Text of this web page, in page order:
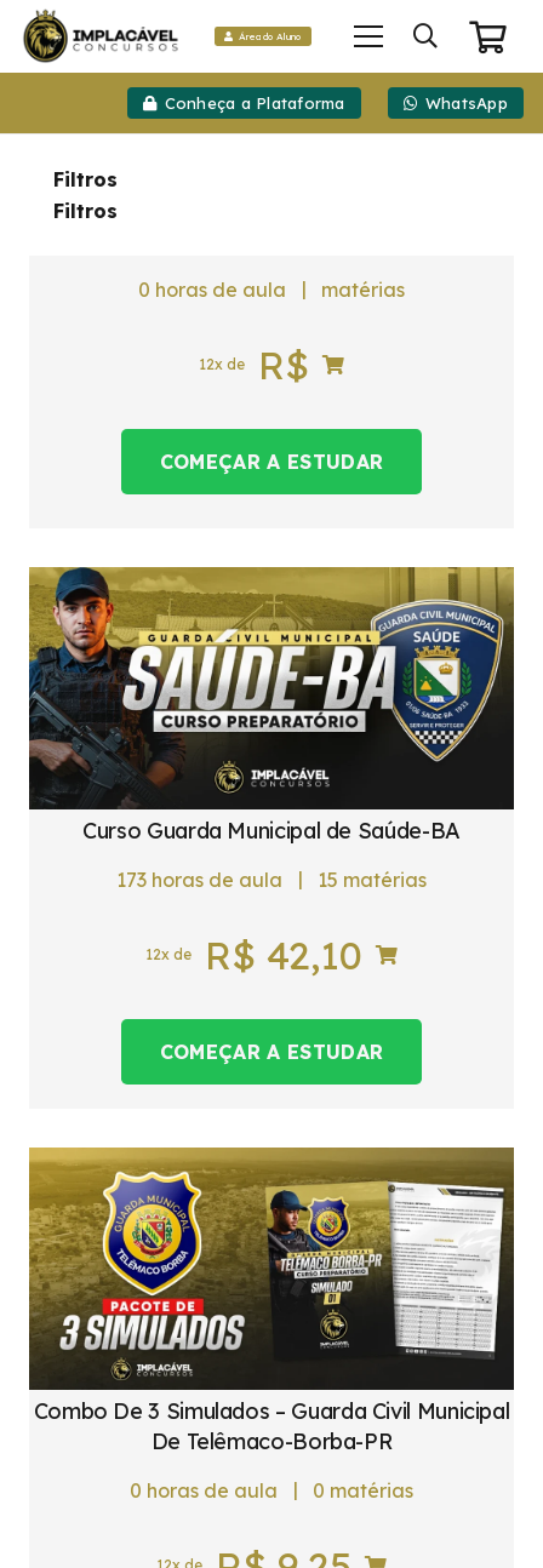
Área do Aluno
Conheça a Plataforma WhatsApp
Filtros
Filtros
0 horas de aula | matérias
12x de R$
COMEÇAR A ESTUDAR
Curso Guarda Municipal de Saúde-BA
173horas de aula | 15 matérias
12x de R$ 42,10
COMEÇAR A ESTUDAR
Combo De 3 Simulados – Guarda Civil Municipal
De Telêmaco-Borba-PR
0 horas de aula | 0 matérias